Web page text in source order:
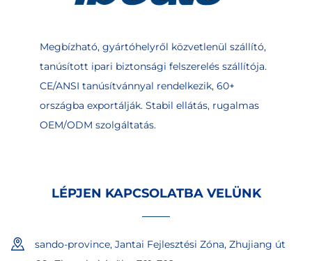
Megbízható, gyártóhelyről közvetlenül szállító,
tanúsított ipari biztonsági felszerelés szállítója.
CE/ANSI tanúsítvánnyal rendelkezik, 60+
országba exportálják. Stabil ellátás, rugalmas
OEM/ODM szolgáltatás.
LÉPJEN KAPCSOLATBA VELÜNK
sando-province, Jantai Fejlesztési Zóna, Zhujiang út